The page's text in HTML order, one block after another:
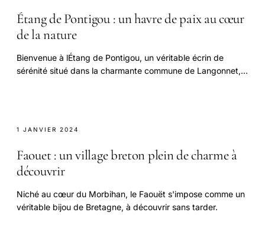
Étang de Pontigou : un havre de paix au cœur
de la nature
Bienvenue à lÉtang de Pontigou, un véritable écrin de
sérénité situé dans la charmante commune de Langonnet,
1 JANVIER 2024
Faouet : un village breton plein de charme à
découvrir
Niché au cœur du Morbihan, le Faouët s'impose comme un
véritable bijou de Bretagne, à découvrir sans tarder.